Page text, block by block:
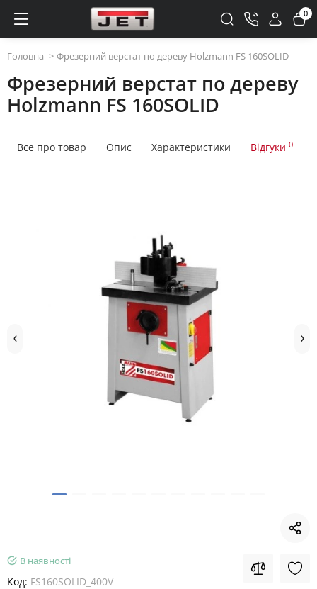
0
Головна Фрезерний верстат по дереву Holzmann FS 160SOLID
Фрезерний верстат по дереву
Holzmann FS 160SOLID
Все про товар Опис Характеристики Відгуки 0
В наявності
Код: FS160SOLID_400V